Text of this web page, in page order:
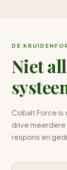
DE
Niet
Cobalt Force is
drive
respons en